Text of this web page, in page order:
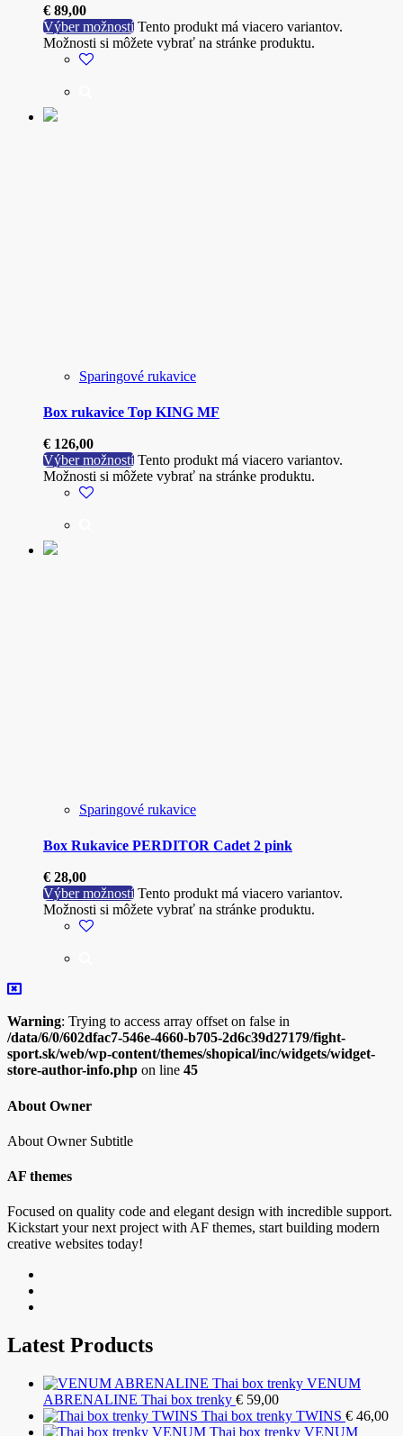
€ 89,00
Výber možností Tento produkt má viacero variantov.
Možnosti si môžete vybrať na stránke produktu.
Sparingové rukavice
Box rukavice Top KING MF
€ 126,00
Výber možností Tento produkt má viacero variantov.
Možnosti si môžete vybrať na stránke produktu.
Sparingové rukavice
Box Rukavice PERDITOR Cadet 2 pink
€ 28,00
Výber možností Tento produkt má viacero variantov.
Možnosti si môžete vybrať na stránke produktu.
Warning: Trying to access array offset on false in
/data/6/0/602dfac7-546e-4660-b705-2d6c39d27179/fight-
sport.sk/web/wp-content/themes/shopical/inc/widgets/widget-
store-author-info.php on line 45
About Owner
About Owner Subtitle
AF themes
Focused on quality code and elegant design with incredible support.
Kickstart your next project with AF themes, start building modern
creative websites today!
Latest Products
VENUM
ABRENALINE Thai box trenky € 59,00
Thai box trenky TWINS € 46,00
Thai box trenky VENUM